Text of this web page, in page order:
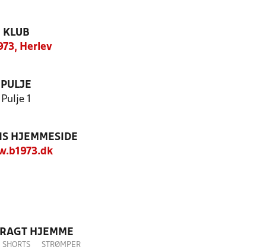
KLUB
Herlev
PULJE
Pulje 1
HJEMMESIDE
HJEMME
SHORTS STRØMPER